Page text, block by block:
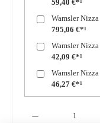
59,40 €*¹
Wamsler
795,06 €*¹
Wamsler
42,09 €*¹
Wamsler
46,27 €*¹